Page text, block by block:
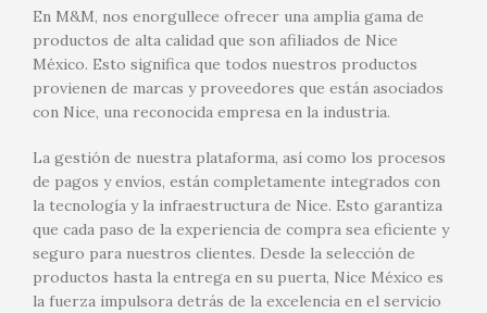
En M&M, nos enorgullece ofrecer una amplia gama de
productos de alta calidad que son afiliados de Nice
México. Esto significa que todos nuestros productos
provienen de marcas y proveedores que están asociados
con Nice, una reconocida empresa en la industria.
La gestión de nuestra plataforma, así como los procesos
de pagos y envíos, están completamente integrados con
la tecnología y la infraestructura de Nice. Esto garantiza
que cada paso de la experiencia de compra sea eficiente y
seguro para nuestros clientes. Desde la selección de
productos hasta la entrega en su puerta, Nice México es
la fuerza impulsora detrás de la excelencia en el servicio